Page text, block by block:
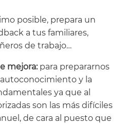
posible, prepara un
a tus familiares,
de trabajo…
mejora: para prepararnos
y la
ya que al
son las más difíciles
de cara al puesto que